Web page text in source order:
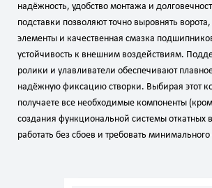
надёжность, удобство монтажа и
подставки позволяют точно выровнять
элементы и качественная смазка
устойчивость к внешним воздействиям.
ролики и улавливатели обеспечивают
надёжную фиксацию створки. Выбирая этот
получаете все необходимые компоненты
создания функциональной системы откатных
работать без сбоев и требовать